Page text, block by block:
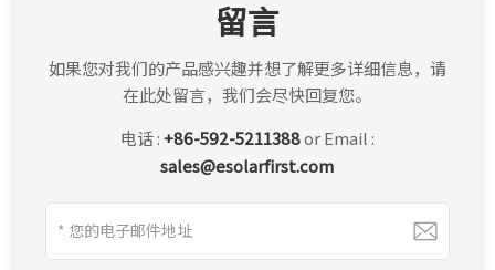
留言
如果您对我们的产品感兴趣并想了解更多详细信息，请
在此处留言，我们会尽快回复您。
电话 : +86-592-5211388or Email :
sales@esolarfirst.com